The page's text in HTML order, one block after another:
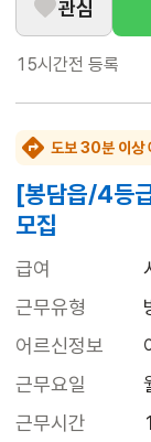
관심
15시간전 등록
도보 30분 이상
[봉담읍/4등
모집
급여
근무유형
어르신정보
근무요일
근무시간